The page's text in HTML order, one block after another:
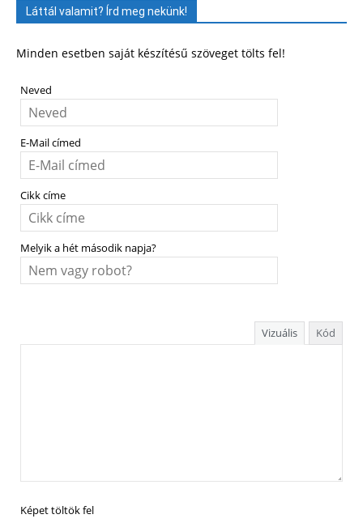
Láttál valamit? Írd meg nekünk!
Minden esetben saját készítésű szöveget tölts fel!
Neved
E-Mail címed
Cikk címe
Melyik a hét második napja?
Vizuális Kód
Képet töltök fel